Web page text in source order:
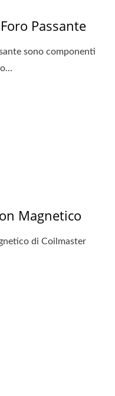
Passante
sono componenti
Magnetico
di Coilmaster